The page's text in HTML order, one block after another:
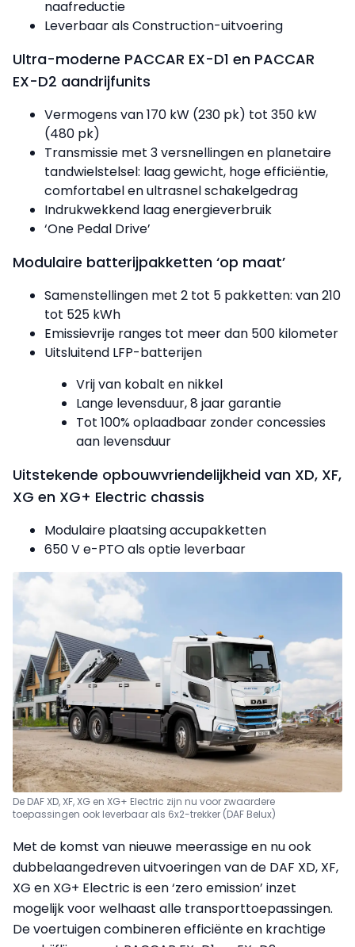
naafreductie
Leverbaar als Construction-uitvoering
Ultra-moderne PACCAR EX-D1 en PACCAR
EX-D2 aandrijfunits
Vermogens van 170 kW (230 pk) tot 350 kW
(480 pk)
Transmissie met 3 versnellingen en planetaire
tandwielstelsel: laag gewicht, hoge efficiëntie,
comfortabel en ultrasnel schakelgedrag
Indrukwekkend laag energieverbruik
‘One Pedal Drive’
Modulaire batterijpakketten ‘op maat’
Samenstellingen met 2 tot 5 pakketten: van 210
tot 525 kWh
Emissievrije ranges tot meer dan 500 kilometer
Uitsluitend LFP-batterijen
Vrij van kobalt en nikkel
Lange levensduur, 8 jaar garantie
Tot 100% oplaadbaar zonder concessies
aan levensduur
Uitstekende opbouwvriendelijkheid van XD, XF,
XG en XG+ Electric chassis
Modulaire plaatsing accupakketten
650 V e-PTO als optie leverbaar
De DAF XD, XF, XG en XG+ Electric zijn nu voor zwaardere
toepassingen ook leverbaar als 6x2-trekker (DAF Belux)
Met de komst van nieuwe meerassige en nu ook
dubbelaangedreven uitvoeringen van de DAF XD, XF,
XG en XG+ Electric is een ‘zero emission’ inzet
mogelijk voor welhaast alle transporttoepassingen.
De voertuigen combineren efficiënte en krachtige